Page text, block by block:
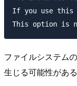
If you use this
ファイルシステム
生じる可能性があ